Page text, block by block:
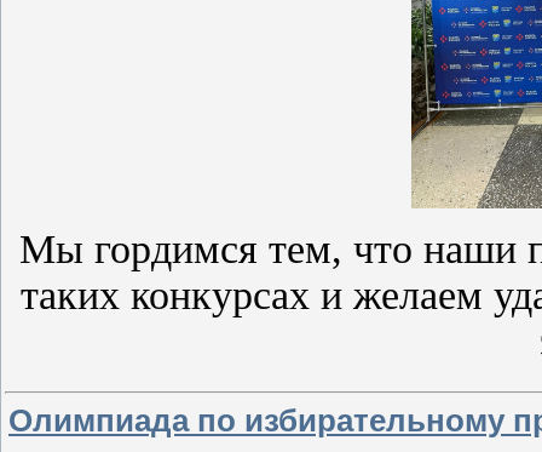
Мы гордимся тем, что наши
таких конкурсах и желаем
Олимпиада по избирательному